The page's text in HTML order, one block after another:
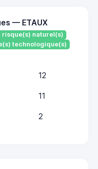
— ETAUX
risque(s) naturel(s)
technologique(s)
12
11
2